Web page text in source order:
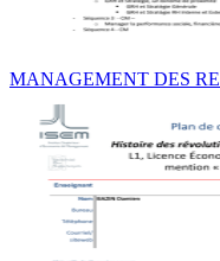
MANAGEMENT DES